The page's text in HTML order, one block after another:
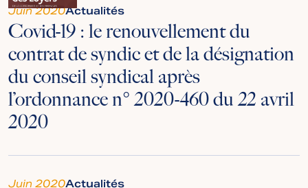
Juin 2020Actualités
Covid-19 : le renouvellement du
contrat de syndic et de la désignation
du conseil syndical après
l’ordonnance n° 2020-460 du 22 avril
2020